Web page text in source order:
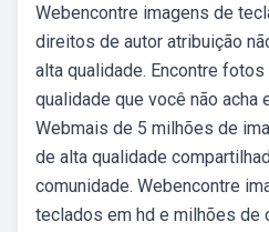
Webencontre imagens de
direitos de autor atribuição
alta qualidade. Encontre
qualidade que você não acha
Webmais de 5 milhões de
de alta qualidade
comunidade. Webencontre
teclados em hd e milhões de